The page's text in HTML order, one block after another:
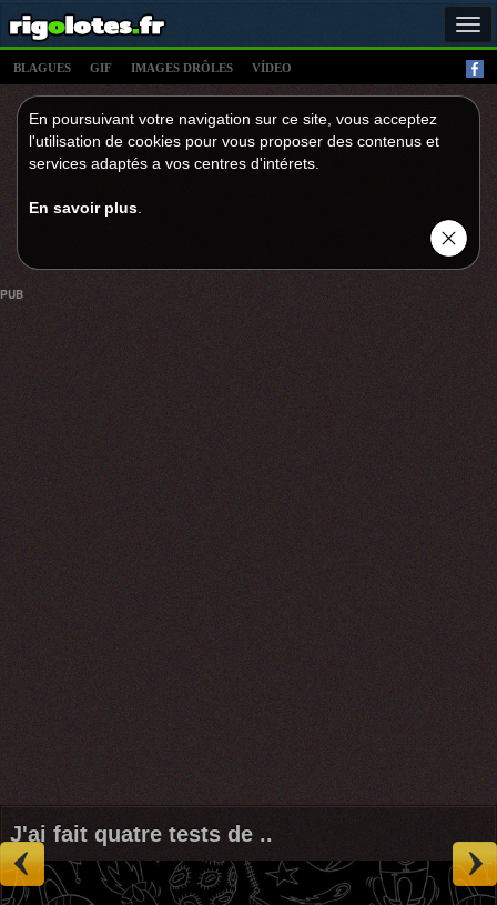
BLAGUES GIF IMAGES DRÔLES VÍDEO
En poursuivant votre navigation sur ce site, vous acceptez
l'utilisation de cookies pour vous proposer des contenus et
services adaptés a vos centres d'intérets.
En savoir plus
PUB
J'ai fait quatre tests de ..